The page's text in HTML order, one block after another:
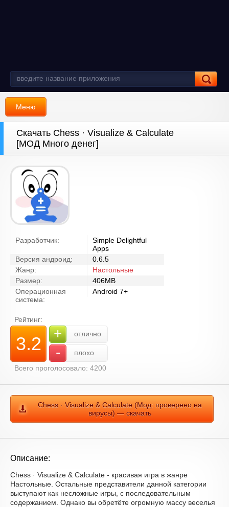
Меню
Скачать Chess · Visualize & Calculate
[МОД Много денег]
Разработчик:
Simple Delightful
Apps
Версия андроид:
0.6.5
Жанр:
Настольные
Размер:
406MB
Операционная
система:
Android 7+
Рейтинг:
3.2 + отлично
-
плохо
Всего проголосовало: 4200
Chess · Visualize & Calculate (Мод: проверено на
вирусы) — скачать
Описание:
Chess · Visualize & Calculate - красивая игра в жанре
Настольные. Остальные представители данной категории
выступают как несложные игры, с последовательным
содержанием. Однако вы обретёте огромную массу веселья